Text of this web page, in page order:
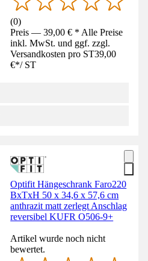
(0)
Preis — 39,00 € * Alle Preise
inkl. MwSt. und ggf. zzgl.
Versandkosten pro ST39,00
€*/ ST
Optifit Hängeschrank Faro220
BxTxH 50 x 34,6 x 57,6 cm
anthrazit matt zerlegt Anschlag
reversibel KUFR O506-9+
Artikel wurde noch nicht
bewertet.